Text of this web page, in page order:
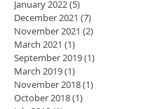
January 2022(5)
December 2021 (7)
November 2021 (2)
March 2021 (1)
September 2019(1)
March 2019(1)
November 2018(1)
October 2018(1)